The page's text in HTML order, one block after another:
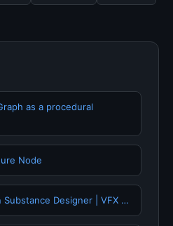
informasi terkini dan
as a procedural
Node
Substance Designer | VFX …